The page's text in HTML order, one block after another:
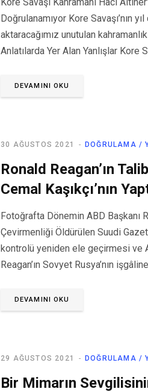
Doğrulanamıyor Kore Savaşı’nın
aktaracağımız unutulan
Anlatılarda Yer Alan Yanlışlar
DEVAMINI OKU
DOĞRULAMA /
30 AĞUSTOS 2021
Ronald Reagan’ın
Cemal Kaşıkçı’nın
Fotoğrafta Dönemin ABD Başkanı
Çevirmenliği Öldürülen Suudi
kontrolü yeniden ele geçirmesi ve
Reagan’ın Sovyet Rusya’nın
DEVAMINI OKU
DOĞRULAMA /
29 AĞUSTOS 2021
Bir Mimarın